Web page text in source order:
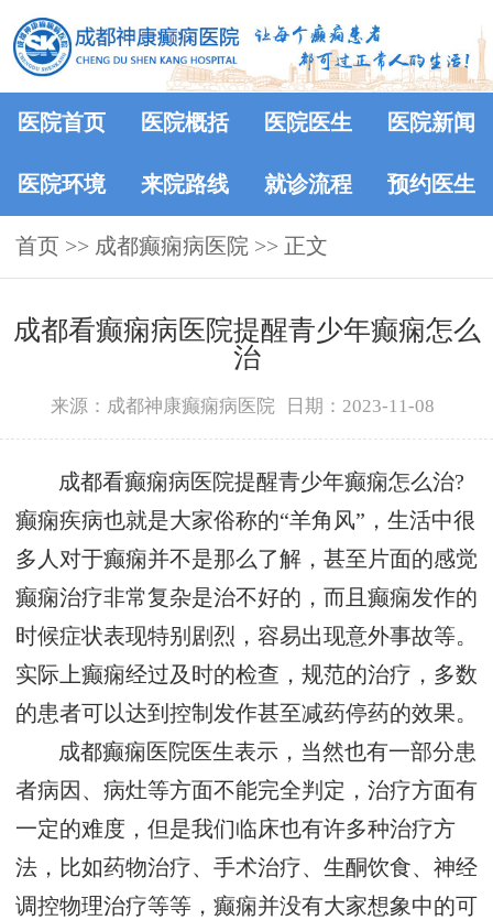
医院首页 医院概括 医院医生 医院新闻
医院环境 来院路线 就诊流程 预约医生
首页 >> 成都癫痫病医院 >> 正文
成都看癫痫病医院提醒青少年癫痫怎么
治
来源：成都神康癫痫病医院 日期：2023-11-08
成都看癫痫病医院提醒青少年癫痫怎么治?
癫痫疾病也就是大家俗称的“羊角风”，生活中很
多人对于癫痫并不是那么了解，甚至片面的感觉
癫痫治疗非常复杂是治不好的，而且癫痫发作的
时候症状表现特别剧烈，容易出现意外事故等。
实际上癫痫经过及时的检查，规范的治疗，多数
的患者可以达到控制发作甚至减药停药的效果。
成都癫痫医院医生表示，当然也有一部分患
者病因、病灶等方面不能完全判定，治疗方面有
一定的难度，但是我们临床也有许多种治疗方
法，比如药物治疗、手术治疗、生酮饮食、神经
调控物理治疗等等，癫痫并没有大家想象中的可